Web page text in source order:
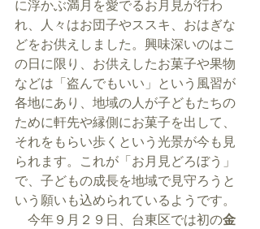
に浮かぶ満月を愛でるお月見が行わ
れ、人々はお団子やススキ、おはぎな
どをお供えしました。興味深いのはこ
の日に限り、お供えしたお菓子や果物
などは「盗んでもいい」という風習が
各地にあり、地域の人が子どもたちの
ために軒先や縁側にお菓子を出して、
それをもらい歩くという光景が今も見
られます。これが「お月見どろぼう」
で、子どもの成長を地域で見守ろうと
いう願いも込められているようです。
今年９月２９日、台東区では初の金